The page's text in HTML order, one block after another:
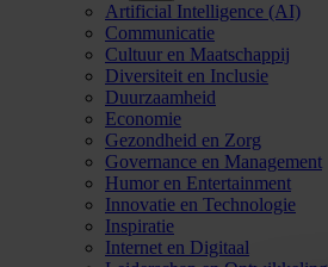
Artificial Intelligence (AI)
Communicatie
Cultuur en Maatschappij
Diversiteit en Inclusie
Duurzaamheid
Economie
Gezondheid en Zorg
Governance en Management
Humor en Entertainment
Innovatie en Technologie
Inspiratie
Internet en Digitaal